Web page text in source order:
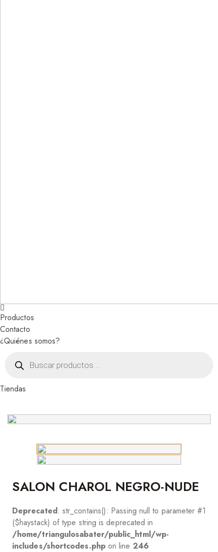
Productos
Contacto
¿Quiénes somos?
productos
Tiendas
SALON CHAROL NEGRO-NUDE
Deprecated: str_contains(): Passing null to parameter #1
($haystack) of type string is deprecated in
/home/triangulosabater/public_html/wp-
includes/shortcodes.phpon line 246